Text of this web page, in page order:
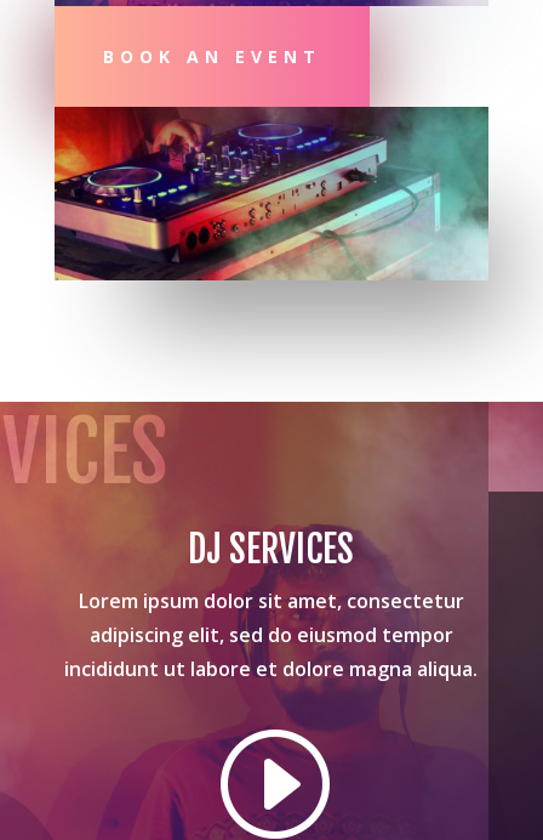
BOOK AN EVENT
DJ SERVICES
Lorem ipsum dolor sit amet, consectetur
adipiscing elit, sed do eiusmod tempor
incididunt ut labore et dolore magna aliqua.
I